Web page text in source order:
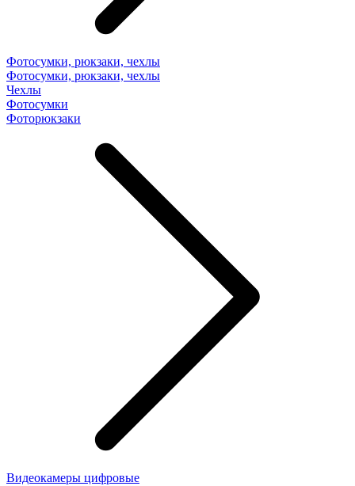
Фотосумки, рюкзаки, чехлы
Фотосумки, рюкзаки, чехлы
Чехлы
Фотосумки
Фоторюкзаки
Видеокамеры цифровые